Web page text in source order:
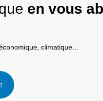
en vous
climatique…